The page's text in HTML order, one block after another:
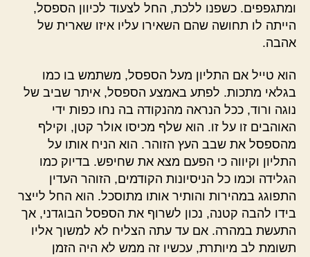
ומתגפפים. כשפנו ללכת, החל לצעוד לכיוון הספסל,
הייתה לו תחושה שהם השאירו עליו איזו שארית של
אהבה.
הוא טייל אם התליון מעל הספסל, משתמש בו כמו
בגלאי מתכות. לפתע באמצע הספסל, איתר שביב של
נוגה ורוד, ככל הנראה מהנקודה בה נחו כפות ידי
האוהבים זו על זו. הוא שלף מכיסו אולר קטן, וקילף
מהספסל את שבב העץ הזוהר. הוא הניח אותו על
התליון וקיווה כי הפעם מצא את שחיפש. בדיוק כמו
הגלידה וכמו כל הניסיונות הקודמים, הזוהר העדין
התפוגג במהירות והותיר אותו מתוסכל. הוא החל לייצר
בידו להבה קטנה, נכון לשרוף את הספסל הבוגדני, אך
התעשת במהרה. אם עד עתה הצליח לא למשוך אליו
תשומת לב מיותרת, עכשיו זה ממש לא היה הזמן